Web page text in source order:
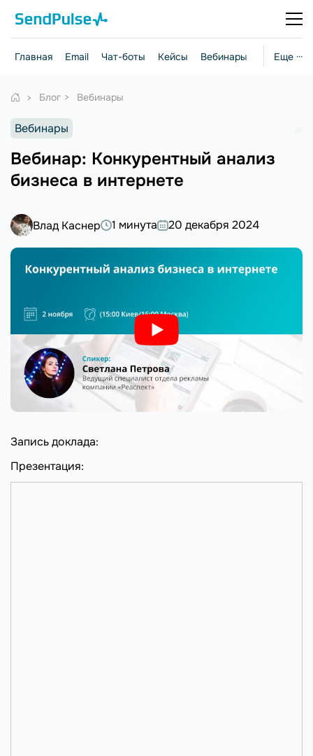
Еще ···
Главная Email Чат-боты Кейсы Вебинары Стратегии
Блог Вебинары
Вебинары
Вебинар: Конкурентный анализ
бизнеса в интернете
Влад Каснер 1 минута 20 декабря 2024
Запись доклада:
Презентация: